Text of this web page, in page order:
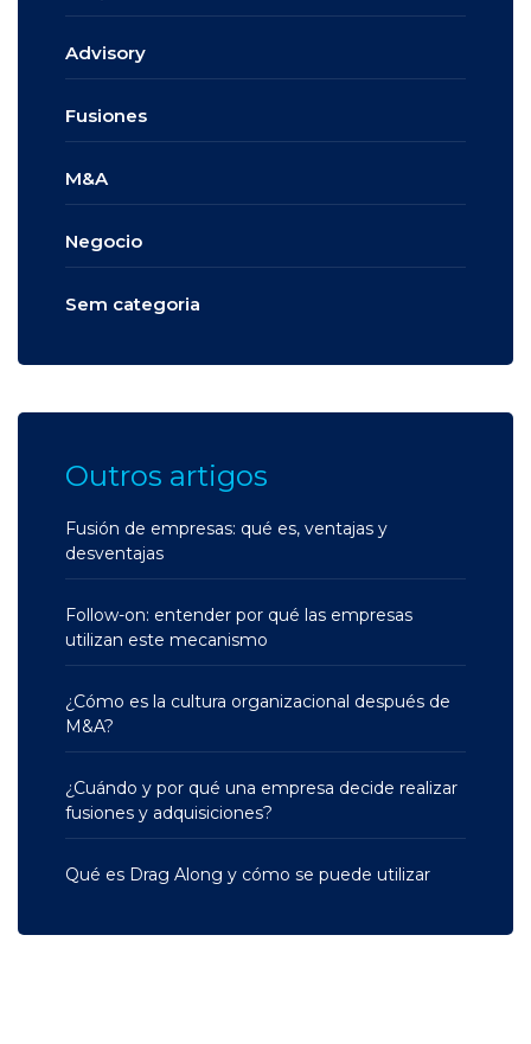
Advisory
Fusiones
M&A
Negocio
Sem categoria
Outros artigos
Fusión de empresas: qué es, ventajas y
desventajas
Follow-on: entender por qué las empresas
utilizan este mecanismo
¿Cómo es la cultura organizacional después de
M&A?
¿Cuándo y por qué una empresa decide realizar
fusiones y adquisiciones?
Qué es Drag Along y cómo se puede utilizar